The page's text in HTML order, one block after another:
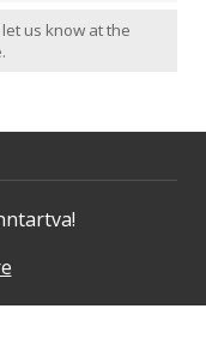
us know at the